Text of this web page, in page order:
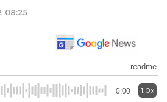
08:25
readme
0:00 1.0x